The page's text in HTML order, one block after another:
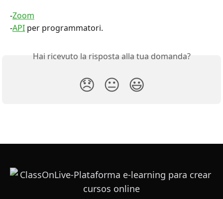
-Zoom
-API per programmatori.
Hai ricevuto la risposta alla tua domanda?
😞 😐 😃